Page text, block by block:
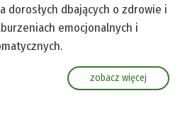
dorosłych dbających o zdrowie i
emocjonalnych i
zobacz więcej